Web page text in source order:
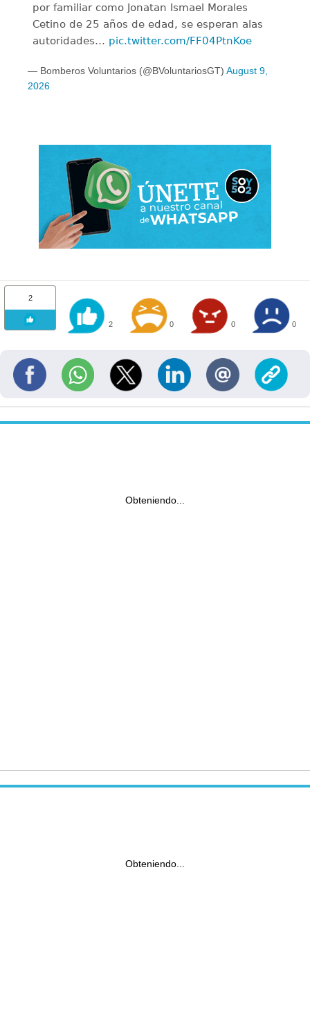
por familiar como Jonatan Ismael Morales
Cetino de 25 años de edad, se esperan alas
autoridades… pic.twitter.com/FF04PtnKoe
— Bomberos Voluntarios (@BVoluntariosGT) August 9,
2026
2
2 0 0 0
Obteniendo...
Obteniendo...